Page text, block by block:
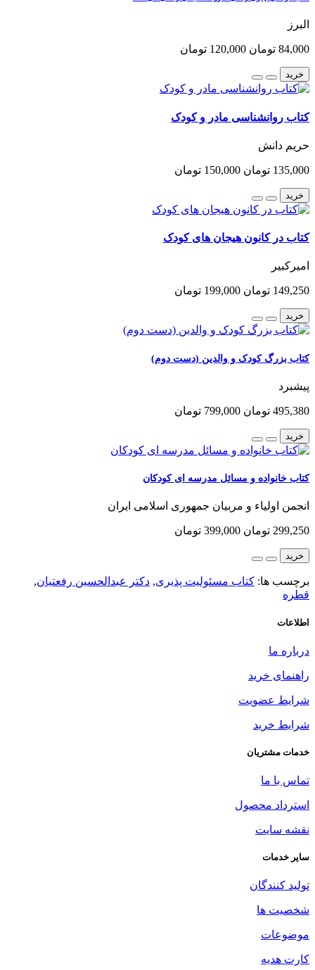
البرز
84,000 تومان 120,000 تومان
خرید
کتاب روانشناسی مادر و کودک
حریم دانش
135,000 تومان 150,000 تومان
خرید
کتاب در کانون هیجان های کودک
امیرکبیر
149,250 تومان 199,000 تومان
خرید
کتاب بزرگ کودک و والدین (دست دوم)
پیشبرد
495,380 تومان 799,000 تومان
خرید
کتاب خانواده و مسائل مدرسه ای کودکان
انجمن اولیاء و مربیان جمهوری اسلامی ایران
299,250 تومان 399,000 تومان
خرید
برچسب ها: کتاب مسئولیت پذیری, دکتر عبدالحسین رفعتیان,
قطره
اطلاعات
درباره ما
راهنمای خرید
شرایط عضویت
شرایط خرید
خدمات مشتریان
تماس با ما
استرداد محصول
نقشه سایت
سایر خدمات
تولید کنندگان
شخصیت ها
موضوعات
کارت هدیه